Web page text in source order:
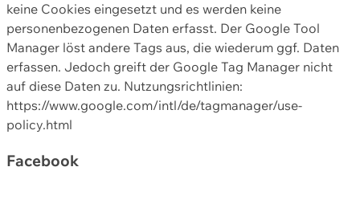
keine Cookies eingesetzt und es werden keine
personenbezogenen Daten erfasst. Der Google Tool
Manager löst andere Tags aus, die wiederum ggf. Daten
erfassen. Jedoch greift der Google Tag Manager nicht
auf diese Daten zu. Nutzungsrichtlinien:
https://www.google.com/intl/de/tagmanager/use-
policy.html
Facebook